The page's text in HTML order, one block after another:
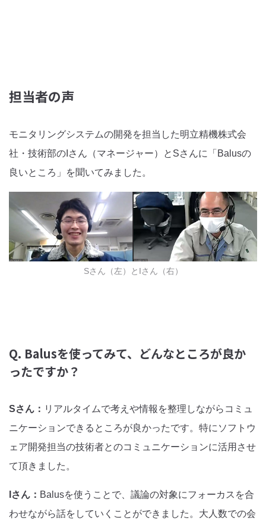
担当者の声
モニタリングシステムの開発を担当した明立精機株式会
社・技術部のIさん（マネージャー）とSさんに「Balusの
良いところ」を聞いてみました。
Sさん（左）とIさん（右）
Q. Balusを使ってみて、どんなところが良か
ったですか？
Sさん： リアルタイムで考えや情報を整理しながらコミュ
ニケーションできるところが良かったです。特にソフトウ
ェア開発担当の技術者とのコミュニケーションに活用させ
て頂きました。
Iさん： Balusを使うことで、議論の対象にフォーカスを合
わせながら話をしていくことができました。大人数での会